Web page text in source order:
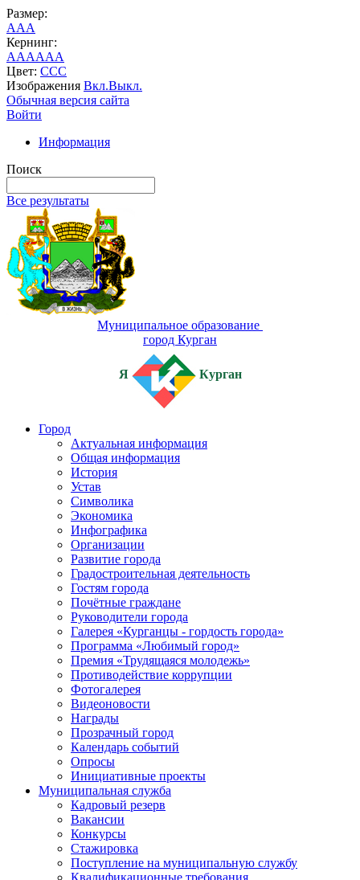
Размер:
AAA
Кернинг:
AAAAAA
Цвет: CCC
Изображения Вкл.Выкл.
Обычная версия сайта
Войти
Информация
Поиск
Все результаты
Муниципальное образование
город Курган
Я Курган
Город
Актуальная информация
Общая информация
История
Устав
Символика
Экономика
Инфографика
Организации
Развитие города
Градостроительная деятельность
Гостям города
Почётные граждане
Руководители города
Галерея «Курганцы - гордость города»
Программа «Любимый город»
Премия «Трудящаяся молодежь»
Противодействие коррупции
Фотогалерея
Видеоновости
Награды
Прозрачный город
Календарь событий
Опросы
Инициативные проекты
Муниципальная служба
Кадровый резерв
Вакансии
Конкурсы
Стажировка
Поступление на муниципальную службу
Квалификационные требования